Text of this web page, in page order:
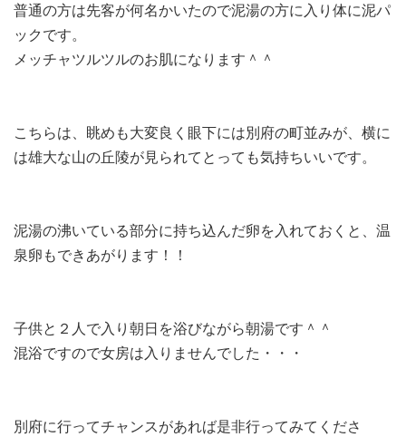
普通の方は先客が何名かいたので泥湯の方に入り体に泥パ
ックです。
メッチャツルツルのお肌になります＾＾
こちらは、眺めも大変良く眼下には別府の町並みが、横に
は雄大な山の丘陵が見られてとっても気持ちいいです。
泥湯の沸いている部分に持ち込んだ卵を入れておくと、温
泉卵もできあがります！！
子供と２人で入り朝日を浴びながら朝湯です＾＾
混浴ですので女房は入りませんでした・・・
別府に行ってチャンスがあれば是非行ってみてくださ